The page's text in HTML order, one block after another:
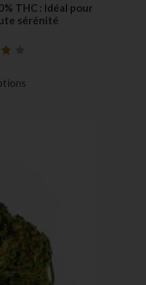
THC : Idéal pour
sérénité